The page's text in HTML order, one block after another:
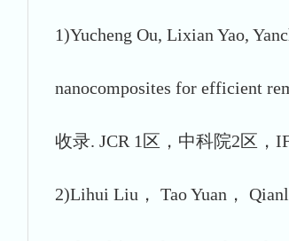
1)Yucheng Ou, Lixian Yao,
nanocomposites for efficient
收录. JCR 1区，中科院2区，IF
2)Lihui Liu， Tao Yuan，